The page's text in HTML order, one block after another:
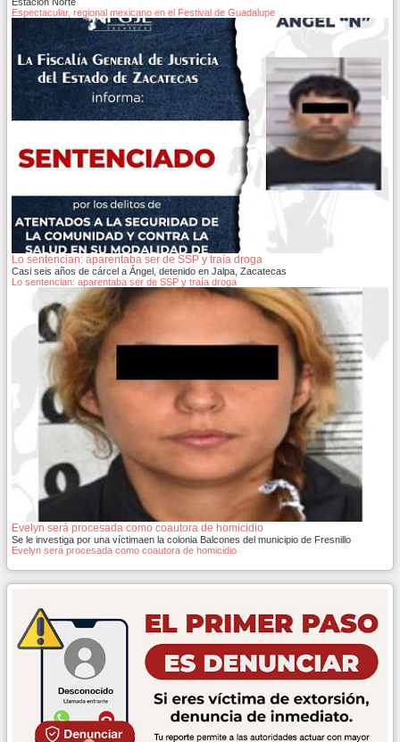
Espectacular, regional mexicano en el Festival de Guadalupe
Lo sentencian: aparentaba ser de SSP y traía droga
Casi seis años de cárcel a Ángel, detenido en Jalpa, Zacatecas
Lo sentencian: aparentaba ser de SSP y traía droga
Evelyn será procesada como coautora de homicidio
Se le investiga por una víctimaen la colonia Balcones del municipio de Fresnillo
Evelyn será procesada como coautora de homicidio